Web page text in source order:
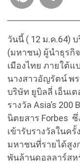
วันนี้ ( 12 ม.ค.64)
(มหาชน) ผู้นำธุรกิ
เมืองไทย ภายใต้แ
นางสาวอัญรัตน์ พ
บริษัท ยูบิลลี่ เอ็นเ
รางวัล Asia’s 200
นิตยสาร Forbes
เข้ารับรางวัลในค
มหาชนที่รายได้สูง
พันล้านดอลลาร์สห